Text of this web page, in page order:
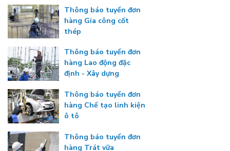
Thông báo tuyển đơn
hàng Gia công cốt
thép
Thông báo tuyển đơn
hàng Lao động đặc
định - Xây dựng
Thông báo tuyển đơn
hàng Chế tạo linh kiện
ô tô
Thông báo tuyển đơn
hàng Trát vữa